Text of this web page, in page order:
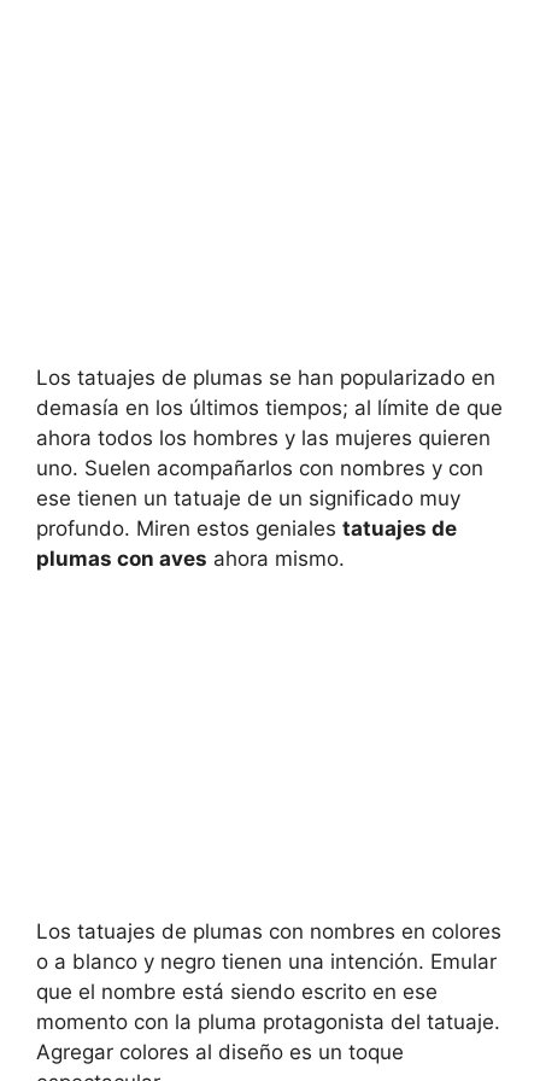
Los tatuajes de plumas se han popularizado en
demasía en los últimos tiempos; al límite de que
ahora todos los hombres y las mujeres quieren
uno. Suelen acompañarlos con nombres y con
ese tienen un tatuaje de un significado muy
profundo. Miren estos geniales tatuajes de
plumas con aves ahora mismo.
Los tatuajes de plumas con nombres en colores
o a blanco y negro tienen una intención. Emular
que el nombre está siendo escrito en ese
momento con la pluma protagonista del tatuaje.
Agregar colores al diseño es un toque